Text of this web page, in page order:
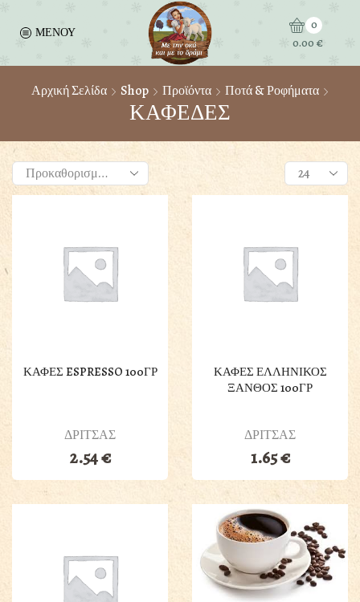
ΜΕΝΟΥ
0
0.00€
Αρχική Σελίδα Shop Προϊόντα Ποτά & Ροφήματα
ΚΑΦΕΔΕΣ
Products
per
ΚΑΦΕΣ ESPRESSO 100ΓΡ
ΔΡΙΤΣΑΣ
2.54€
ΚΑΦΕΣ ΕΛΛΗΝΙΚΟΣ
ΞΑΝΘΟΣ 100ΓΡ
ΔΡΙΤΣΑΣ
1.65€